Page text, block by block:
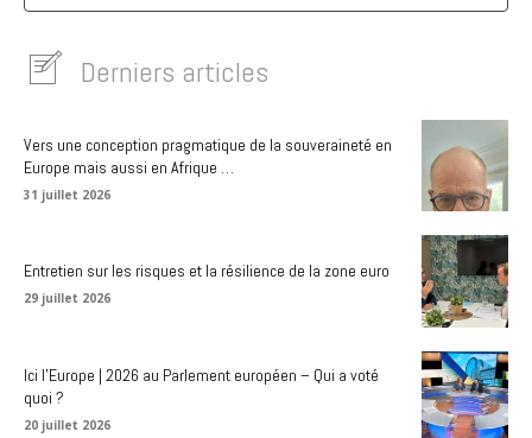
Derniers articles
Vers une conception pragmatique de la souveraineté en
Europe mais aussi en Afrique …
31 juillet 2026
Entretien sur les risques et la résilience de la zone euro
29 juillet 2026
Ici l’Europe | 2026 au Parlement européen – Qui a voté
quoi ?
20 juillet 2026